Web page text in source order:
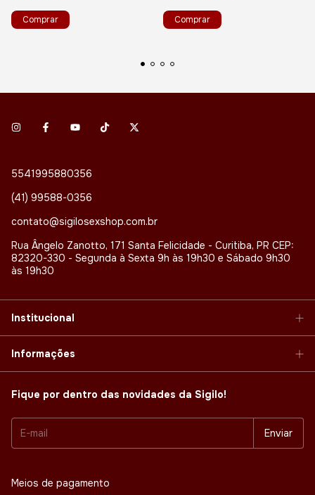
5541995880356
(41) 99588-0356
contato@sigilosexshop.com.br
Rua Ângelo Zanotto, 171 Santa Felicidade - Curitiba, PR CEP:
82320-330 - Segunda à Sexta 9h às 19h30 e Sábado 9h30
às 19h30
Institucional
Informações
Fique por dentro das novidades da Sigilo!
Meios de pagamento